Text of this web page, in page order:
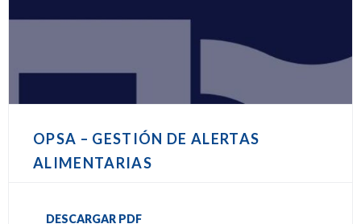
OPSA – GESTIÓN DE ALERTAS
ALIMENTARIAS
DESCARGAR PDF